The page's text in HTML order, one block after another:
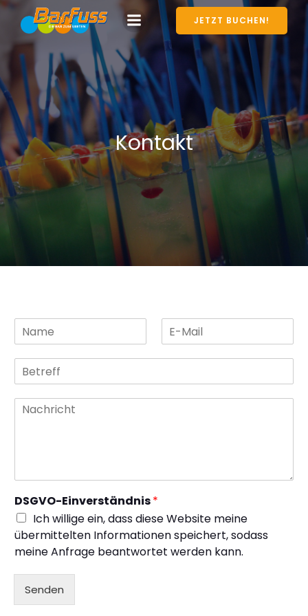
JETZT BUCHEN!
Kontakt
DSGVO-Einverständnis*
Ich willige ein, dass diese Website meine
übermittelten Informationen speichert, sodass
meine Anfrage beantwortet werden kann.
Senden